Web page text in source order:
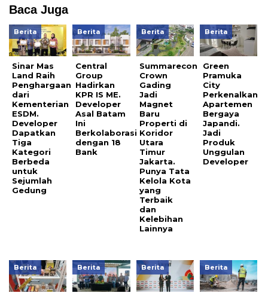
Baca Juga
Berita
Sinar Mas
Land Raih
Penghargaan
dari
Kementerian
ESDM.
Developer
Dapatkan
Tiga
Kategori
Berbeda
untuk
Sejumlah
Gedung
Berita
Central
Group
Hadirkan
KPR IS ME.
Developer
Asal Batam
Ini
Berkolaborasi
dengan 18
Bank
Berita
Summarecon
Crown
Gading
Jadi
Magnet
Baru
Properti di
Koridor
Utara
Timur
Jakarta.
Punya Tata
Kelola Kota
yang
Terbaik
dan
Kelebihan
Lainnya
Berita
Green
Pramuka
City
Perkenalkan
Apartemen
Bergaya
Japandi.
Jadi
Produk
Unggulan
Developer
Berita Berita Berita Berita